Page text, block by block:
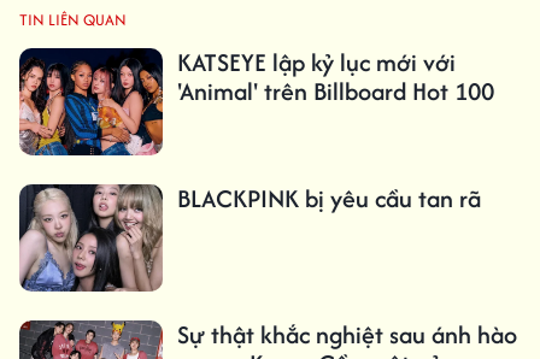
TIN LIÊN QUAN
KATSEYE lập kỷ lục mới với
'Animal' trên Billboard Hot 100
BLACKPINK bị yêu cầu tan rã
Sự thật khắc nghiệt sau ánh hào